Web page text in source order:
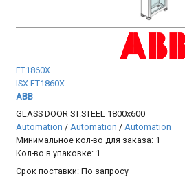
ET1860X
ISX-ET1860X
ABB
GLASS DOOR ST.STEEL 1800x600
Automation /Automation /Automation
Минимальное кол-во для заказа: 1
Кол-во в упаковке: 1
Срок поставки:По запросу